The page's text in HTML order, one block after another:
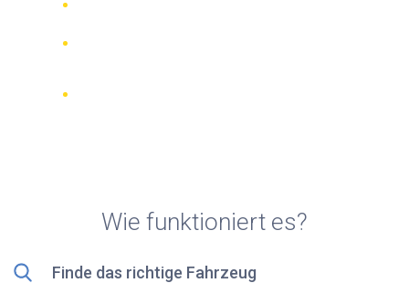
Wie funktioniert es?
Finde das richtige Fahrzeug